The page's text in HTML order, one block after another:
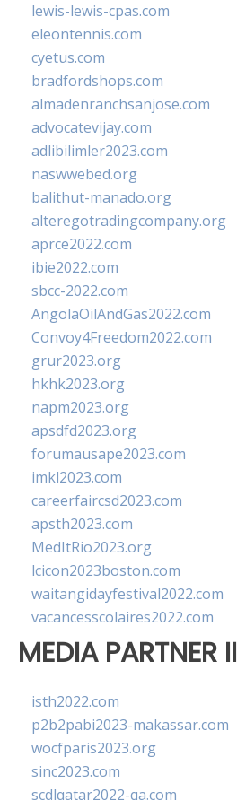
lewis-lewis-cpas.com
eleontennis.com
cyetus.com
bradfordshops.com
almadenranchsanjose.com
advocatevijay.com
adlibilimler2023.com
naswwebed.org
balithut-manado.org
alteregotradingcompany.org
aprce2022.com
ibie2022.com
sbcc-2022.com
AngolaOilAndGas2022.com
Convoy4Freedom2022.com
grur2023.org
hkhk2023.org
napm2023.org
apsdfd2023.org
forumausape2023.com
imkl2023.com
careerfaircsd2023.com
apsth2023.com
MedItRio2023.org
lcicon2023boston.com
waitangidayfestival2022.com
vacancesscolaires2022.com
MEDIA PARTNER II
isth2022.com
p2b2pabi2023-makassar.com
wocfparis2023.org
sinc2023.com
scdlqatar2022-qa.com